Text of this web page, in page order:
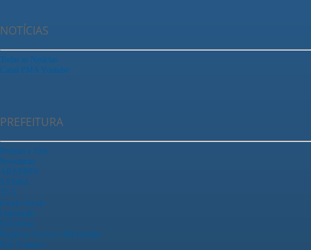
NOTÍCIAS
Todas as Notícias
Canal PMA Youtube
PREFEITURA
Prefeito e Vice
Secretarias
ARAPREV
SAEMA
TCA
Fundo Social
Legislação
Ouvidoria
Registrar Acesso a Informação
Fale Conosco